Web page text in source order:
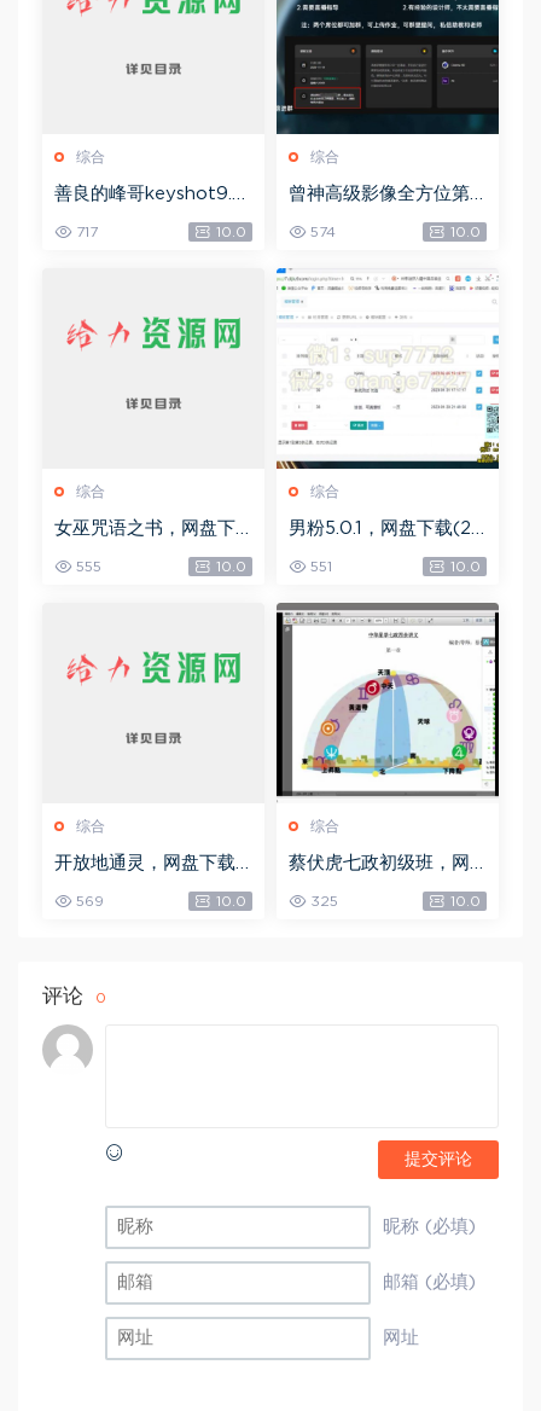
综合
善良的峰哥keyshot9.0
自学宝典，网盘下载(2.3
6G)
717 10.0
综合
曾神高级影像全方位第
四期，网盘下载(49.08
G)
574 10.0
综合
女巫咒语之书，网盘下
555 10.0
综合
男粉5.0.1，网盘下载(25
551 10.0
综合
开放地通灵，网盘下载
569 10.0
综合
蔡伏虎七政初级班，网
325 10.0
评论 0
提交评论
昵称 (必填)
邮箱 (必填)
网址